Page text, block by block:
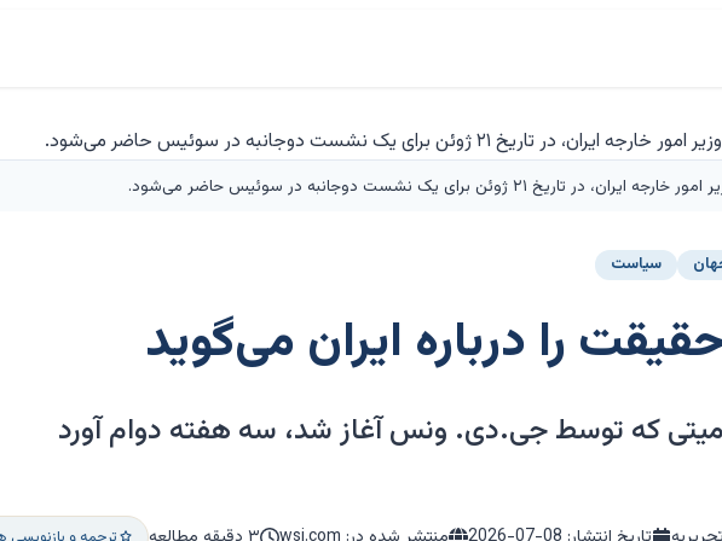
تاریخ ۲۱ ژوئن برای یک نشست دوجانبه در سوئیس حاضر می‌شود.
سیاست
را درباره ایران می‌گوید
که توسط جی.دی. ونس آغاز شد، سه هفته دوام آورد